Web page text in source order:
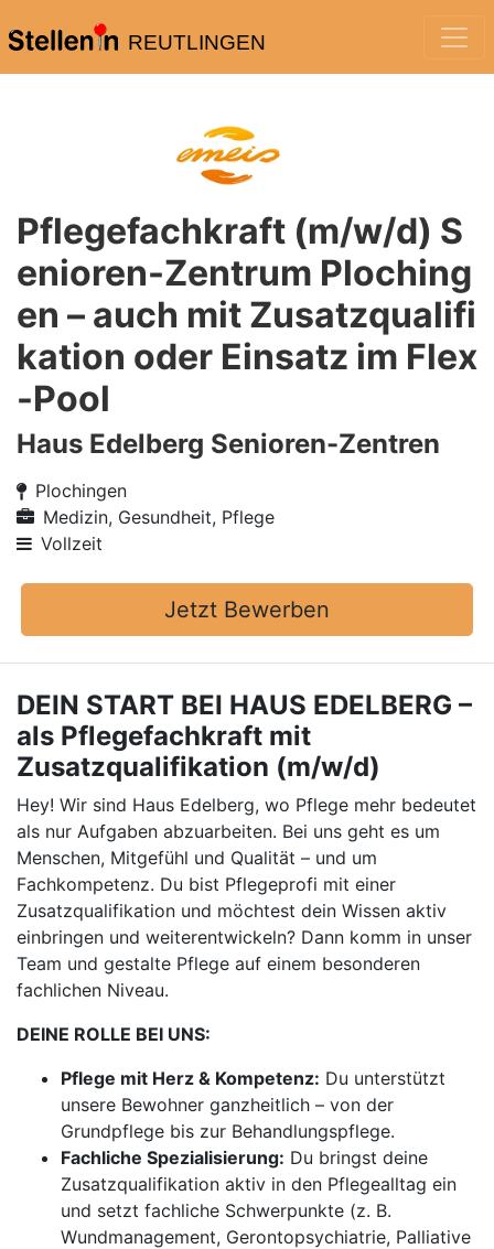
REUTLINGEN
Pflegefachkraft (m/w/d) S
enioren-Zentrum Ploching
en – auch mit Zusatzqualifi
kation oder Einsatz im Flex
-Pool
Haus Edelberg Senioren-Zentren
Plochingen
Medizin, Gesundheit, Pflege
Vollzeit
Jetzt Bewerben
DEIN START BEI HAUS EDELBERG –
als Pflegefachkraft mit
Zusatzqualifikation (m/w/d)
Hey! Wir sind Haus Edelberg, wo Pflege mehr bedeutet
als nur Aufgaben abzuarbeiten. Bei uns geht es um
Menschen, Mitgefühl und Qualität – und um
Fachkompetenz. Du bist Pflegeprofi mit einer
Zusatzqualifikation und möchtest dein Wissen aktiv
einbringen und weiterentwickeln? Dann komm in unser
Team und gestalte Pflege auf einem besonderen
fachlichen Niveau.
DEINE ROLLE BEI UNS:
Pflege mit Herz & Kompetenz: Du unterstützt
unsere Bewohner ganzheitlich – von der
Grundpflege bis zur Behandlungspflege.
Fachliche Spezialisierung: Du bringst deine
Zusatzqualifikation aktiv in den Pflegealltag ein
und setzt fachliche Schwerpunkte (z. B.
Wundmanagement, Gerontopsychiatrie, Palliative